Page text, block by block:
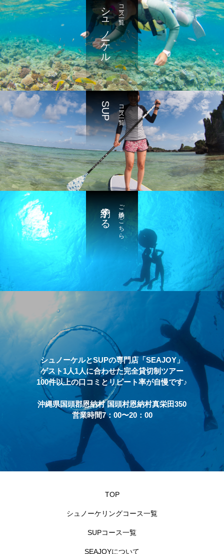
コース一覧
シュノーケル
コース一覧
SUP
ご予約はこちら
予約する
シュノーケルとSUPの専門店「SEAJOY」
ゲスト1人1人に合わせた完全貸切制ツアー
100件以上の口コミとリピート率が自慢です♪
沖縄県国頭郡恩納村 国頭村恩納村真栄田350
営業時間7：00〜20：00
TOP
シュノーケリングコース一覧
SUPコース一覧
SEAJOYについて